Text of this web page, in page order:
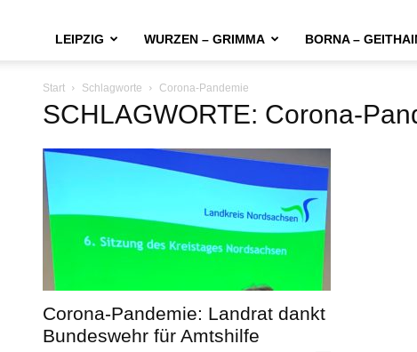
LEIPZIG WURZEN – GRIMMA BORNA –
Start Schlagworte Corona-Pandemie
SCHLAGWORTE: Corona-
Corona-Pandemie: Landrat dankt
Bundeswehr für Amtshilfe